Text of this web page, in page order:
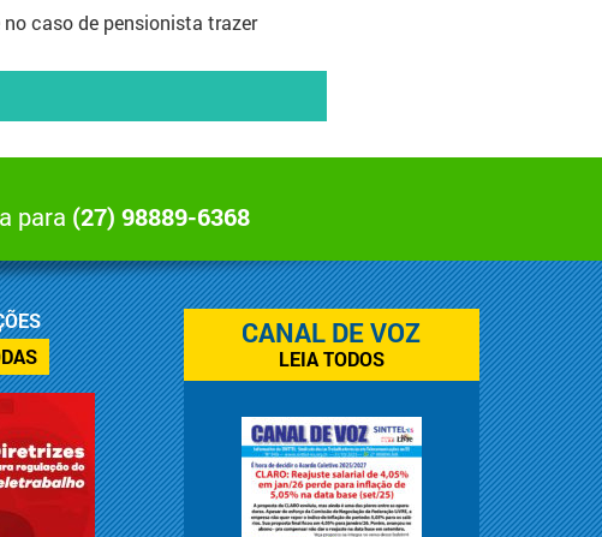
no caso de pensionista trazer
para (27) 98889-6368
CANAL DE VOZ
LEIA TODOS